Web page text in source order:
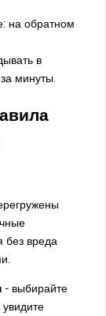
на обратном
в
минуты.
без вреда
- выбирайте